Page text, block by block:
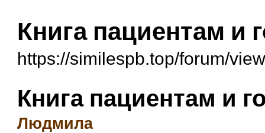
Книга пациентам и
https://similespb.top/forum/
Книга пациентам и
Людмила